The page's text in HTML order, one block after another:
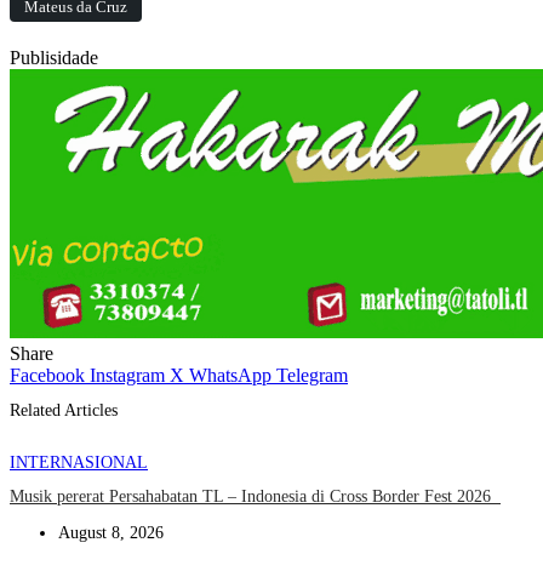
Mateus da Cruz
Publisidade
Share
Facebook Instagram X WhatsApp Telegram
Related Articles
INTERNASIONAL
Musik pererat Persahabatan TL – Indonesia di Cross Border Fest 2026
August 8, 2026